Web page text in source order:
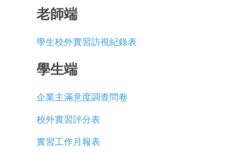
老師端
學生校外實習訪視紀錄表
學生端
企業主滿意度調查問卷
校外實習評分表
實習工作月報表